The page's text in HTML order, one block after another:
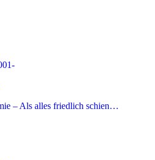
– Als alles friedlich schien…